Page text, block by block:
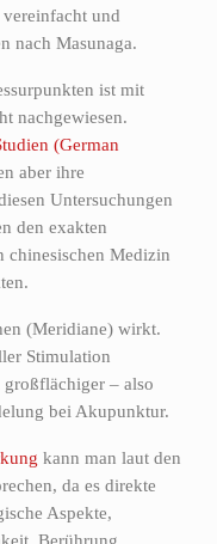
und
nach Masunaga.
ist mit
nachgewiesen.
(German
aber ihre
Untersuchungen
den exakten
chinesischen Medizin
(Meridiane) wirkt.
Stimulation
– also
bei Akupunktur.
kann man laut den
da es direkte
Aspekte,